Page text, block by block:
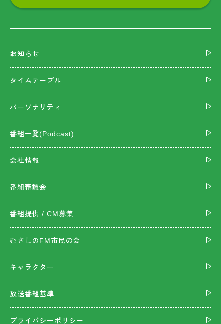
お知らせ
タイムテーブル
パーソナリティ
番組一覧(Podcast)
会社情報
番組審議会
番組提供 / CM募集
むさしのFM市民の会
キャラクター
放送番組基準
プライバシーポリシー